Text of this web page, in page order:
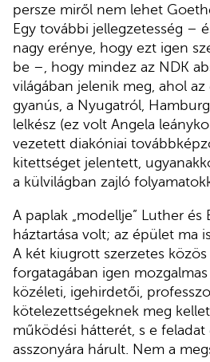
persze miről nem lehet
Egy további jellegzetesség –
nagy erénye, hogy ezt igen
be –, hogy mindez az NDK
világában jelenik meg, ahol az
gyanús, a Nyugatról,
lelkész (ez volt Angela
vezetett diakóniai
kitettséget jelentett,
a külvilágban zajló
A paplak „modellje” Luther és
háztartása volt; az épület ma
A két kiugrott szerzetes
forgatagában igen
közéleti, igehirdetői,
kötelezettségeknek meg
működési hátterét, s e
asszonyára hárult. Nem a